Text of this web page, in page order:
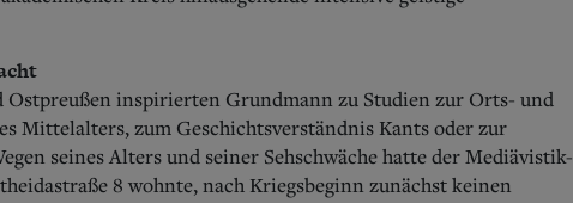
Ostpreußen inspirierten Grundmann zu Studien zur Orts- und
Mittelalters, zum Geschichtsverständnis Kants oder zur
seines Alters und seiner Sehschwäche hatte der Mediävistik-
8 wohnte, nach Kriegsbeginn zunächst keinen